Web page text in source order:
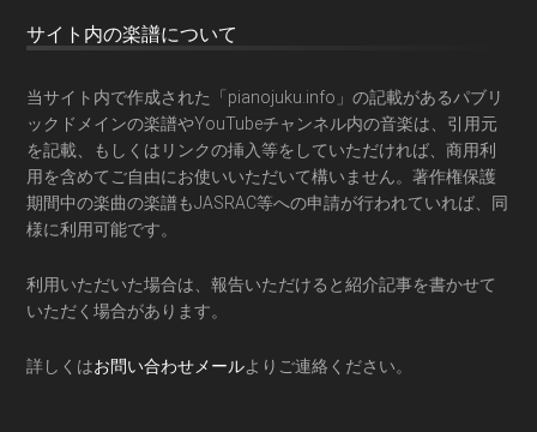
サイト内の楽譜について
当サイト内で作成された「pianojuku.info」の記載があるパブリ
ックドメインの楽譜やYouTubeチャンネル内の音楽は、引用元
を記載、もしくはリンクの挿入等をしていただければ、商用利
用を含めてご自由にお使いいただいて構いません。著作権保護
期間中の楽曲の楽譜もJASRAC等への申請が行われていれば、同
様に利用可能です。
利用いただいた場合は、報告いただけると紹介記事を書かせて
いただく場合があります。
詳しくはお問い合わせメールよりご連絡ください。